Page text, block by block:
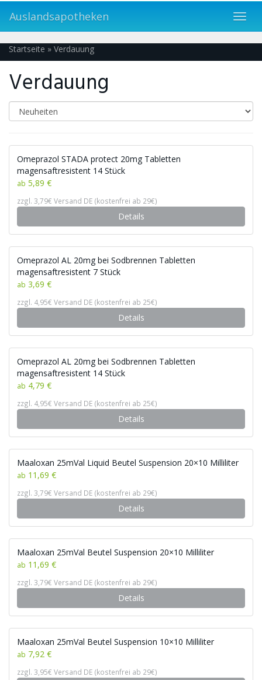
Skip
main
Auslandsapotheken
Startseite » Verdauung
Verdauung
Omeprazol STADA protect 20mg Tabletten
magensaftresistent 14 Stück
ab 5,89 €
zzgl. 3,79€ Versand DE (kostenfrei ab 29€)
Details
Omeprazol AL 20mg bei Sodbrennen Tabletten
magensaftresistent 7 Stück
ab 3,69 €
zzgl. 4,95€ Versand DE (kostenfrei ab 25€)
Details
Omeprazol AL 20mg bei Sodbrennen Tabletten
magensaftresistent 14 Stück
ab 4,79 €
zzgl. 4,95€ Versand DE (kostenfrei ab 25€)
Details
Maaloxan 25mVal Liquid Beutel Suspension 20×10 Milliliter
ab 11,69 €
zzgl. 3,79€ Versand DE (kostenfrei ab 29€)
Details
Maaloxan 25mVal Beutel Suspension 20×10 Milliliter
ab 11,69 €
zzgl. 3,79€ Versand DE (kostenfrei ab 29€)
Details
Maaloxan 25mVal Beutel Suspension 10×10 Milliliter
ab 7,92 €
zzgl. 3,95€ Versand DE (kostenfrei ab 29€)